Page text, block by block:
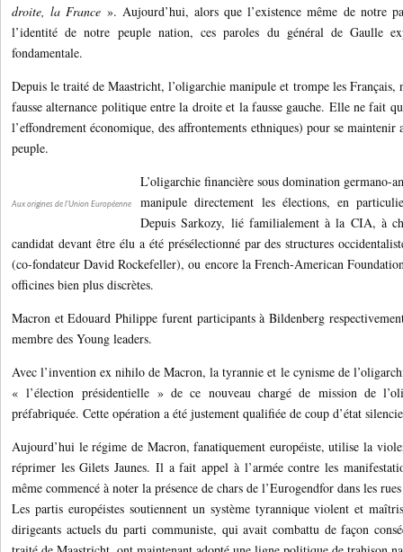
droite, la France ». Aujourd’hui, alors que l’existence même de notre
l’identité de notre peuple nation, ces paroles du général de Gaulle
fondamentale.
Depuis le traité de Maastricht, l’oligarchie manipule et trompe les Français,
fausse alternance politique entre la droite et la fausse gauche. Elle ne fait
l’effondrement économique, des affrontements ethniques) pour se
peuple.
Aux origines de l'Union Européenne
L’oligarchie financière sous domination germano-
manipule directement les élections, en
Depuis Sarkozy, lié familialement à la CIA, à
candidat devant être élu a été présélectionné par des structures
(co-fondateur David Rockefeller), ou encore la French-American
officines bien plus discrètes.
Macron et Edouard Philippe furent participants à Bildenberg
membre des Young leaders.
Avec l’invention ex nihilo de Macron, la tyrannie et le cynisme de
« l’élection présidentielle » de ce nouveau chargé de mission de
préfabriquée. Cette opération a été justement qualifiée de coup d’état
Aujourd’hui le régime de Macron, fanatiquement européiste, utilise la
réprimer les Gilets Jaunes. Il a fait appel à l’armée contre les
même commencé à noter la présence de chars de l’Eurogendfor dans les
Les partis européistes soutiennent un système tyrannique violent et
dirigeants actuels du parti communiste, qui avait combattu de façon